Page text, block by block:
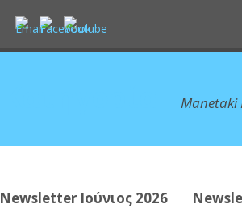
Manetaki
Newsletter Ιούνιος 2026